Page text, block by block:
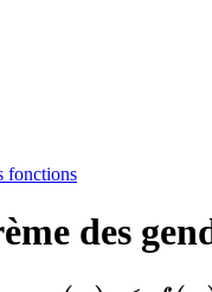
fonctions
des